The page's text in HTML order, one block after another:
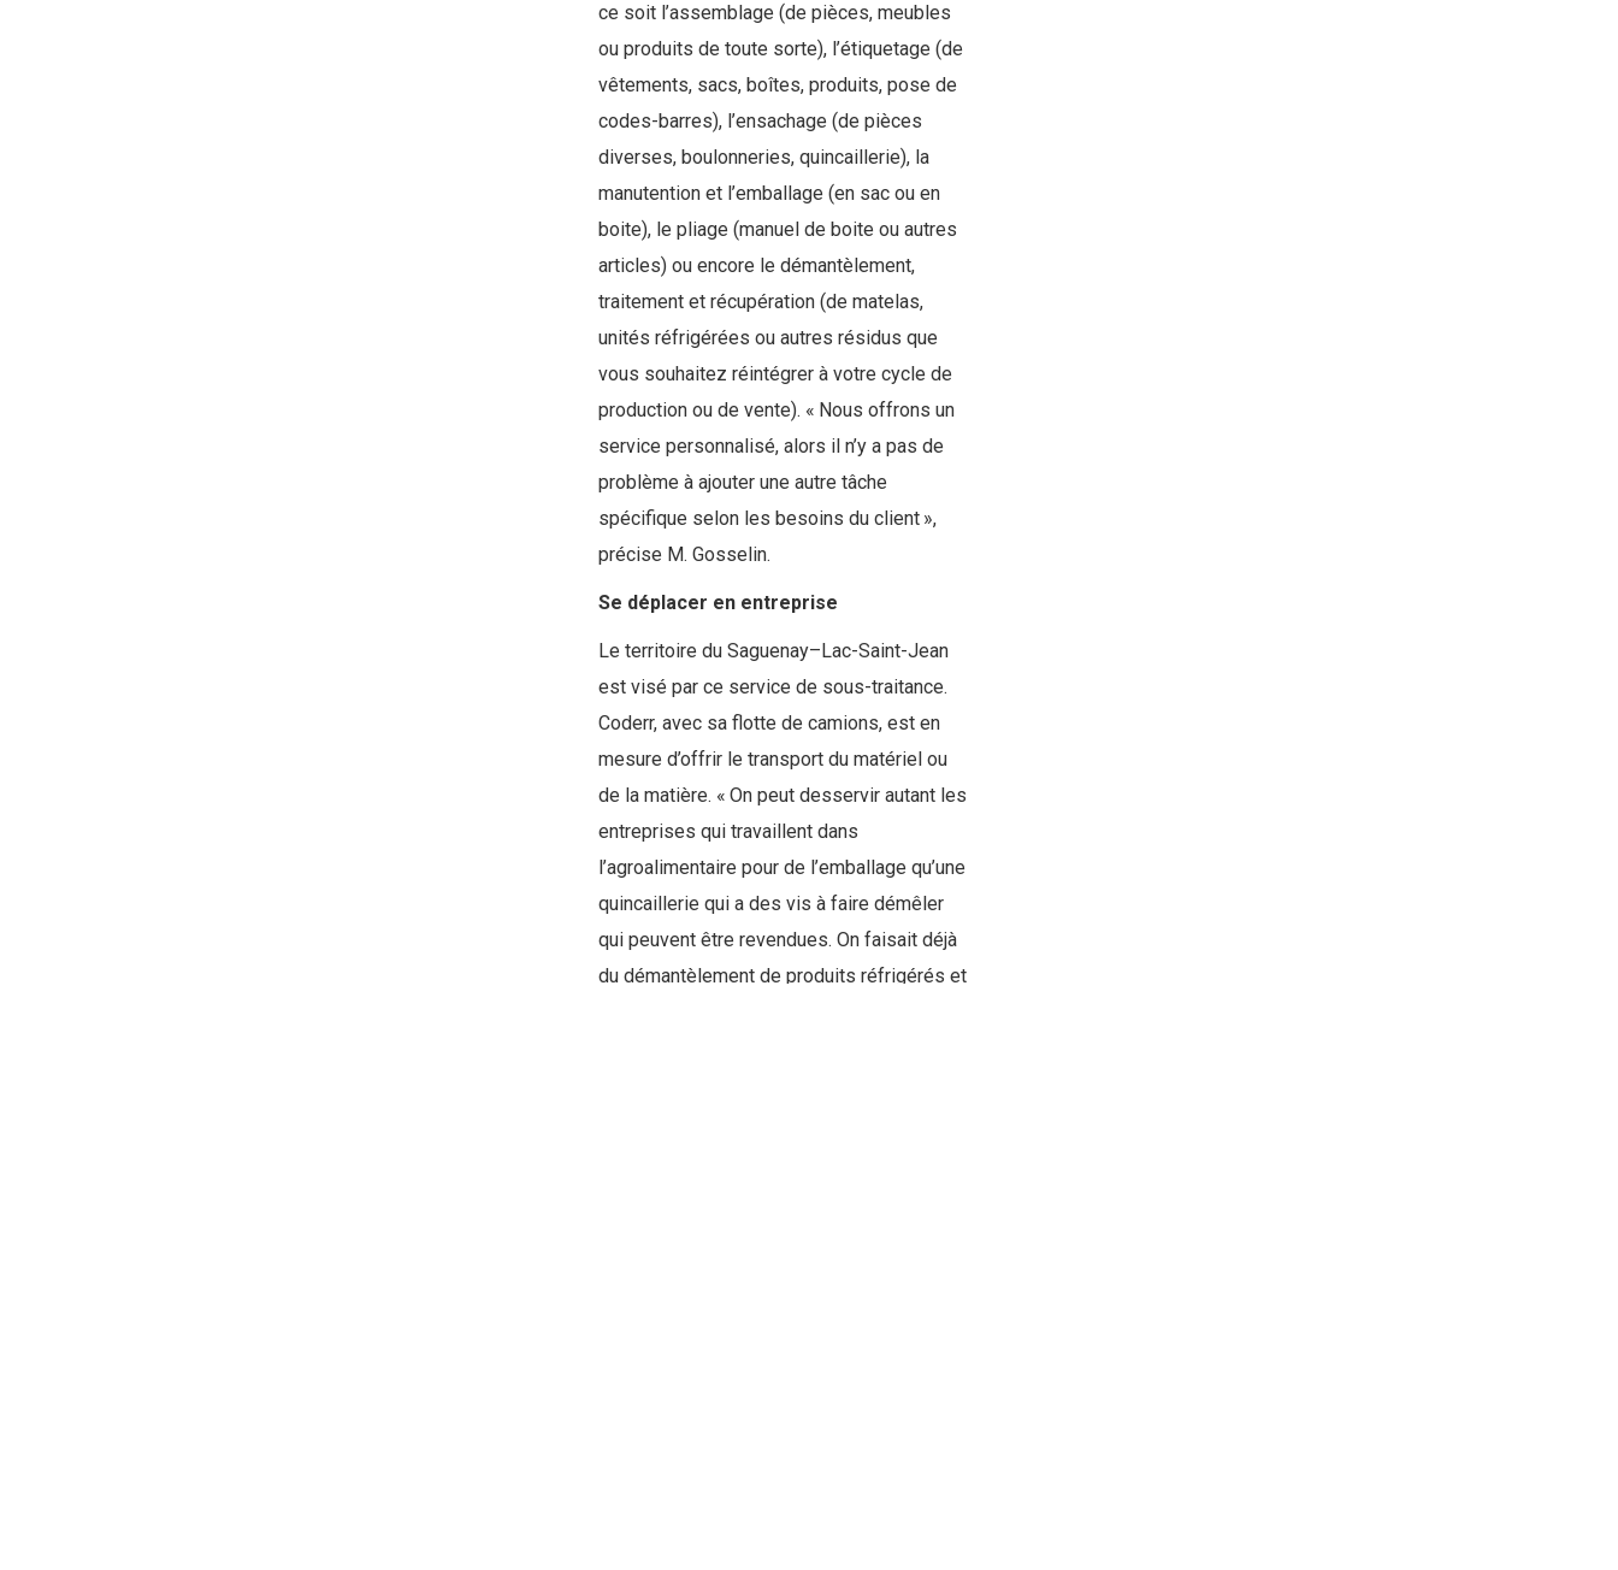
ce soit l’assemblage (de pièces, meubles
ou produits de toute sorte), l’étiquetage (de
vêtements, sacs, boîtes, produits, pose de
codes-barres), l’ensachage (de pièces
diverses, boulonneries, quincaillerie), la
manutention et l’emballage (en sac ou en
boite), le pliage (manuel de boite ou autres
articles) ou encore le démantèlement,
traitement et récupération (de matelas,
unités réfrigérées ou autres résidus que
vous souhaitez réintégrer à votre cycle de
production ou de vente). « Nous offrons un
service personnalisé, alors il n’y a pas de
problème à ajouter une autre tâche
spécifique selon les besoins du client »,
précise M. Gosselin.
Se déplacer en entreprise
Le territoire du Saguenay–Lac-Saint-Jean
est visé par ce service de sous-traitance.
Coderr, avec sa flotte de camions, est en
mesure d’offrir le transport du matériel ou
de la matière. « On peut desservir autant les
entreprises qui travaillent dans
l’agroalimentaire pour de l’emballage qu’une
quincaillerie qui a des vis à faire démêler
qui peuvent être revendues. On faisait déjà
du démantèlement de produits réfrigérés et